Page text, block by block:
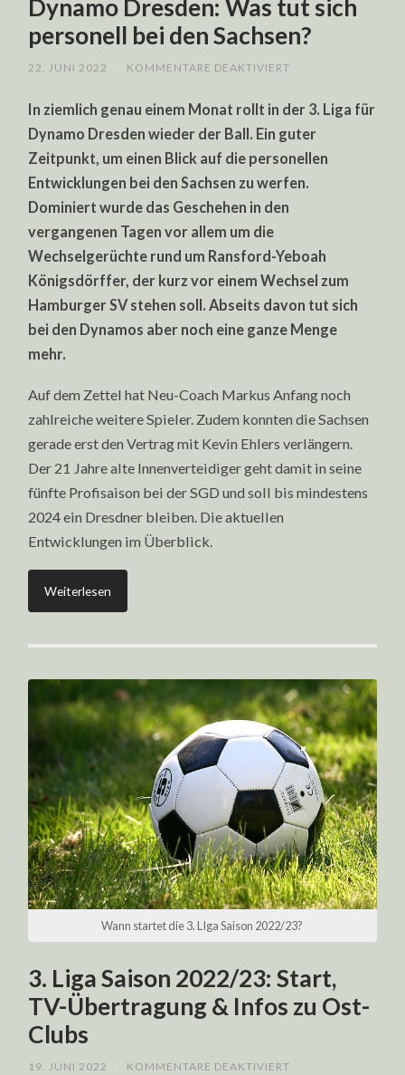
Dynamo Dresden: Was tut sich
personell bei den Sachsen?
22. JUNI 2022 KOMMENTARE DEAKTIVIERT
WAS
SICH
BEI
SACHSEN?
In ziemlich genau einem Monat rollt in der 3. Liga für
Dynamo Dresden wieder der Ball. Ein guter
Zeitpunkt, um einen Blick auf die personellen
Entwicklungen bei den Sachsen zu werfen.
Dominiert wurde das Geschehen in den
vergangenen Tagen vor allem um die
Wechselgerüchte rund um Ransford-Yeboah
Königsdörffer, der kurz vor einem Wechsel zum
Hamburger SV stehen soll. Abseits davon tut sich
bei den Dynamos aber noch eine ganze Menge
mehr.
Auf dem Zettel hat Neu-Coach Markus Anfang noch
zahlreiche weitere Spieler. Zudem konnten die Sachsen
gerade erst den Vertrag mit Kevin Ehlers verlängern.
Der 21 Jahre alte Innenverteidiger geht damit in seine
fünfte Profisaison bei der SGD und soll bis mindestens
2024 ein Dresdner bleiben. Die aktuellen
Entwicklungen im Überblick.
Weiterlesen
Wann startet die 3. LIga Saison 2022/23?
3. Liga Saison 2022/23: Start,
TV-Übertragung & Infos zu Ost-
Clubs
19. JUNI 2022 KOMMENTARE DEAKTIVIERT